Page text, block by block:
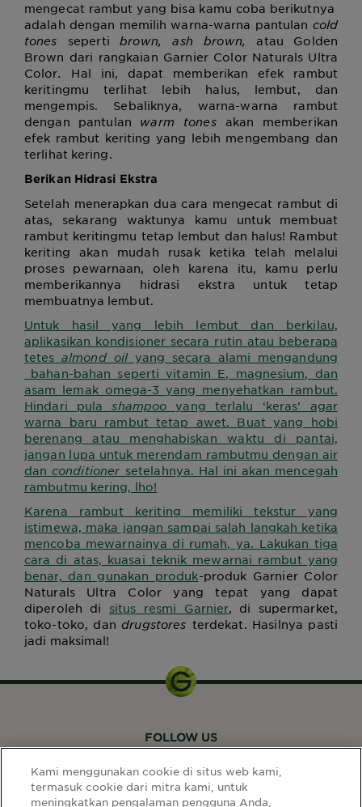
mengecat rambut yang bisa kamu coba berikutnya
adalah dengan memilih warna-warna pantulan cold
tones sepertibrown, ash brown,atau Golden
Brown dari rangkaian Garnier Color Naturals Ultra
Color. Hal ini, dapat memberikan efek rambut
keritingmu terlihat lebih halus, lembut, dan
mengempis. Sebaliknya, warna-warna rambut
dengan pantulan warm tonesakan memberikan
efek rambut keriting yang lebih mengembang dan
terlihat kering.
Berikan Hidrasi Ekstra
Setelah menerapkan dua cara mengecat rambut di
atas, sekarang waktunya kamu untuk membuat
rambut keritingmu tetap lembut dan halus! Rambut
keriting akan mudah rusak ketika telah melalui
proses pewarnaan, oleh karena itu, kamu perlu
memberikannya hidrasi ekstra untuk tetap
membuatnya lembut.
Untuk hasil yang lebih lembut dan berkilau,
aplikasikan kondisioner secara rutin atau beberapa
tetesalmond oilyang secara alami mengandung
bahan-bahan seperti vitamin E, magnesium, dan
asam lemak omega-3 yang menyehatkan rambut.
Hindari pulashampoo yang terlalu ‘keras’ agar
warna baru rambut tetap awet. Buat yang hobi
berenang atau menghabiskan waktu di pantai,
jangan lupa untuk merendam rambutmu dengan air
danconditioner setelahnya. Hal ini akan mencegah
rambutmu kering, lho!
Karena rambut keriting memiliki tekstur yang
istimewa, maka jangan sampai salah langkah ketika
mencoba mewarnainya di rumah, ya. Lakukan tiga
cara di atas, kuasai teknik mewarnai rambut yang
benar, dan gunakan produk-produk Garnier Color
Naturals Ultra Color yang tepat yang dapat
diperoleh di situs resmi Garnier, di supermarket,
toko-toko, dandrugstores terdekat. Hasilnya pasti
jadi maksimal!
FOLLOW US
Kami menggunakan cookie di situs web kami,
termasuk cookie dari mitra kami, untuk
meningkatkan pengalaman pengguna Anda,